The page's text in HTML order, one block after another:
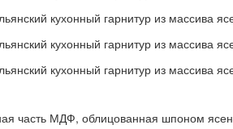
часть МДФ, облицованная шпоном